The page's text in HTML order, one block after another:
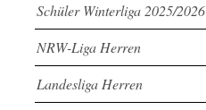
Schüler Winterliga 2025/2026
NRW-Liga Herren
Landesliga Herren